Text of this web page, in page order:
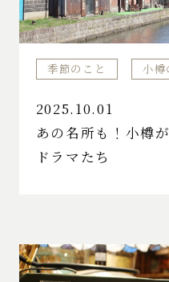
季節のこと 小樽
2025.10.01
あの名所も！小樽
ドラマたち